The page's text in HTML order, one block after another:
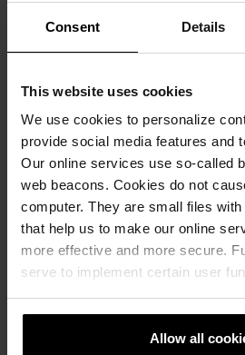
Consent Details
This website uses cookies
We use cookies to personalize
provide social media features and
Our online services use so-called
web beacons. Cookies do not
computer. They are small files
that help us to make our online
more effective and more secure.
serve to implement certain user
Allow all
Референтни